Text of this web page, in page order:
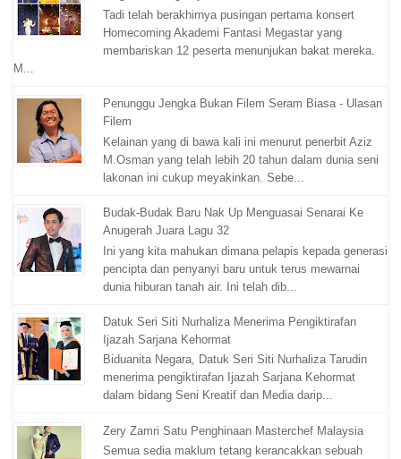
Tadi telah berakhirnya pusingan pertama konsert
Homecoming Akademi Fantasi Megastar yang
membariskan 12 peserta menunjukan bakat mereka.
M...
Penunggu Jengka Bukan Filem Seram Biasa - Ulasan
Filem
Kelainan yang di bawa kali ini menurut penerbit Aziz
M.Osman yang telah lebih 20 tahun dalam dunia seni
lakonan ini cukup meyakinkan. Sebe...
Budak-Budak Baru Nak Up Menguasai Senarai Ke
Anugerah Juara Lagu 32
Ini yang kita mahukan dimana pelapis kepada generasi
pencipta dan penyanyi baru untuk terus mewarnai
dunia hiburan tanah air. Ini telah dib...
Datuk Seri Siti Nurhaliza Menerima Pengiktirafan
Ijazah Sarjana Kehormat
Biduanita Negara, Datuk Seri Siti Nurhaliza Tarudin
menerima pengiktirafan Ijazah Sarjana Kehormat
dalam bidang Seni Kreatif dan Media darip...
Zery Zamri Satu Penghinaan Masterchef Malaysia
Semua sedia maklum tetang kerancakkan sebuah